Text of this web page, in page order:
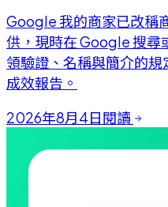
Google 我的商家已改稱
供，現時在 Google 搜尋
領驗證、名稱與簡介的
成效報告。
2026年8月4日閱讀